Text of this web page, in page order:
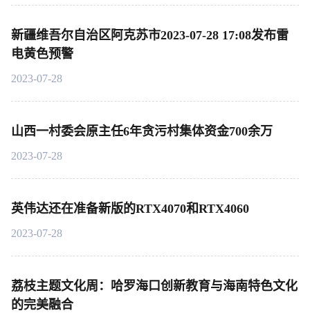
新疆维吾尔自治区阿克苏市2023-07-28 17:08发布雷
电黄色预警
2023-07-28
山西一村委会原主任6年贪污村集体资金700余万
2023-07-28
英伟达还在准备新版的RTX4070和RTX4060
2023-07-28
荔枝主题文化周：哈罗海口创新教育与海南特色文化
的完美融合